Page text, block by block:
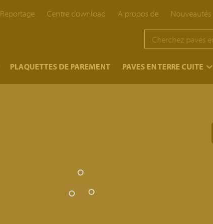
Reportage Centre download A propos de Nouveautés
PLAQUETTES DE PAREMENT PAVES EN TERRE CUITE